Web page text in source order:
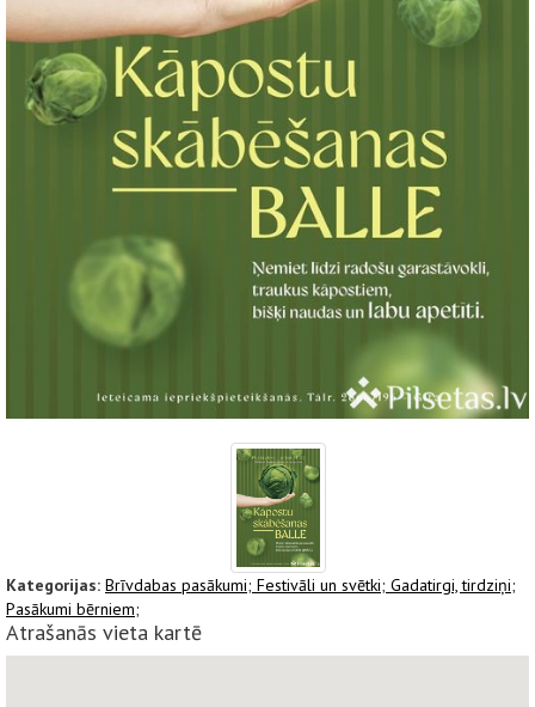
Kategorijas: Brīvdabas pasākumi; Festivāli un svētki; Gadatirgi, tirdziņi;
Pasākumi bērniem;
Atrašanās vieta kartē